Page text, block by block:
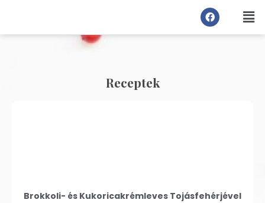
Receptek
Brokkoli- és Kukoricakrémleves Tojásfehérjével